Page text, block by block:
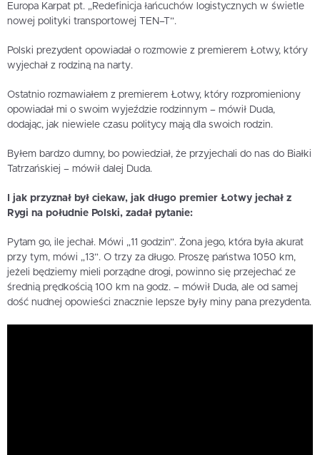
Europa Karpat pt. „Redefinicja łańcuchów logistycznych w świetle
nowej polityki transportowej TEN–T”.
Polski prezydent opowiadał o rozmowie z premierem Łotwy, który
wyjechał z rodziną na narty.
Ostatnio rozmawiałem z premierem Łotwy, który rozpromieniony
opowiadał mi o swoim wyjeździe rodzinnym – mówił Duda,
dodając, jak niewiele czasu politycy mają dla swoich rodzin.
Byłem bardzo dumny, bo powiedział, że przyjechali do nas do Białki
Tatrzańskiej – mówił dalej Duda.
I jak przyznał był ciekaw, jak długo premier Łotwy jechał z
Rygi na południe Polski, zadał pytanie:
Pytam go, ile jechał. Mówi „11 godzin”. Żona jego, która była akurat
przy tym, mówi „13”. O trzy za długo. Proszę państwa 1050 km,
jeżeli będziemy mieli porządne drogi, powinno się przejechać ze
średnią prędkością 100 km na godz. – mówił Duda, ale od samej
dość nudnej opowieści znacznie lepsze były miny pana prezydenta.